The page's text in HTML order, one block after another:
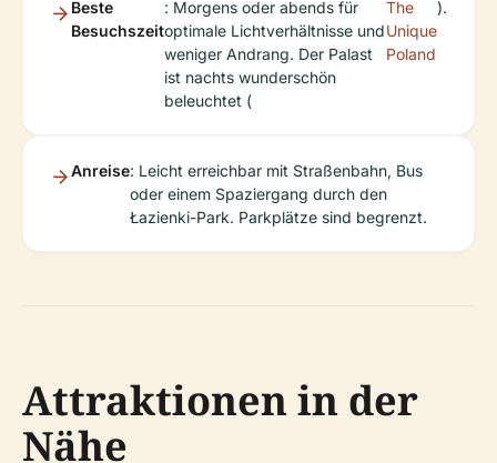
Beste
Besuchszeit
: Morgens oder abends für
optimale Lichtverhältnisse und
weniger Andrang. Der Palast
ist nachts wunderschön
beleuchtet (
The
Unique
Poland
).
Anreise: Leicht erreichbar mit Straßenbahn, Bus
oder einem Spaziergang durch den
Łazienki-Park. Parkplätze sind begrenzt.
Attraktionen in der
Nähe